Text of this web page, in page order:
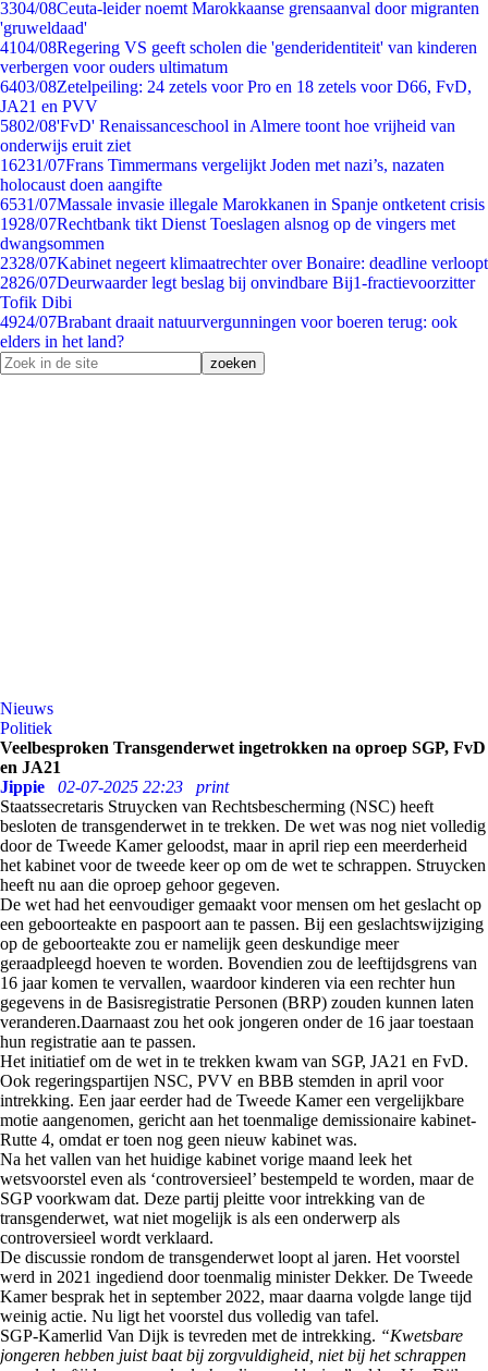
3304/08Ceuta-leider noemt Marokkaanse grensaanval door migranten
'gruweldaad'
4104/08Regering VS geeft scholen die 'genderidentiteit' van kinderen
verbergen voor ouders ultimatum
6403/08Zetelpeiling: 24 zetels voor Pro en 18 zetels voor D66, FvD,
JA21 en PVV
5802/08'FvD' Renaissanceschool in Almere toont hoe vrijheid van
onderwijs eruit ziet
16231/07Frans Timmermans vergelijkt Joden met nazi’s, nazaten
holocaust doen aangifte
6531/07Massale invasie illegale Marokkanen in Spanje ontketent crisis
1928/07Rechtbank tikt Dienst Toeslagen alsnog op de vingers met
dwangsommen
2328/07Kabinet negeert klimaatrechter over Bonaire: deadline verloopt
2826/07Deurwaarder legt beslag bij onvindbare Bij1-fractievoorzitter
Tofik Dibi
4924/07Brabant draait natuurvergunningen voor boeren terug: ook
elders in het land?
Nieuws
Politiek
Veelbesproken Transgenderwet ingetrokken na oproep SGP, FvD
en JA21
Jippie
02-07-2025 22:23
print
Staatssecretaris Struycken van Rechtsbescherming (NSC) heeft
besloten de transgenderwet in te trekken. De wet was nog niet volledig
door de Tweede Kamer geloodst, maar in april riep een meerderheid
het kabinet voor de tweede keer op om de wet te schrappen. Struycken
heeft nu aan die oproep gehoor gegeven.
De wet had het eenvoudiger gemaakt voor mensen om het geslacht op
een geboorteakte en paspoort aan te passen. Bij een geslachtswijziging
op de geboorteakte zou er namelijk geen deskundige meer
geraadpleegd hoeven te worden. Bovendien zou de leeftijdsgrens van
16 jaar komen te vervallen, waardoor kinderen via een rechter hun
gegevens in de Basisregistratie Personen (BRP) zouden kunnen laten
veranderen.Daarnaast zou het ook jongeren onder de 16 jaar toestaan
hun registratie aan te passen.
Het initiatief om de wet in te trekken kwam van SGP, JA21 en FvD.
Ook regeringspartijen NSC, PVV en BBB stemden in april voor
intrekking. Een jaar eerder had de Tweede Kamer een vergelijkbare
motie aangenomen, gericht aan het toenmalige demissionaire kabinet-
Rutte 4, omdat er toen nog geen nieuw kabinet was.
Na het vallen van het huidige kabinet vorige maand leek het
wetsvoorstel even als ‘controversieel’ bestempeld te worden, maar de
SGP voorkwam dat. Deze partij pleitte voor intrekking van de
transgenderwet, wat niet mogelijk is als een onderwerp als
controversieel wordt verklaard.
De discussie rondom de transgenderwet loopt al jaren. Het voorstel
werd in 2021 ingediend door toenmalig minister Dekker. De Tweede
Kamer besprak het in september 2022, maar daarna volgde lange tijd
weinig actie. Nu ligt het voorstel dus volledig van tafel.
SGP-Kamerlid Van Dijk is tevreden met de intrekking. “Kwetsbare
jongeren hebben juist baat bij zorgvuldigheid, niet bij het schrappen